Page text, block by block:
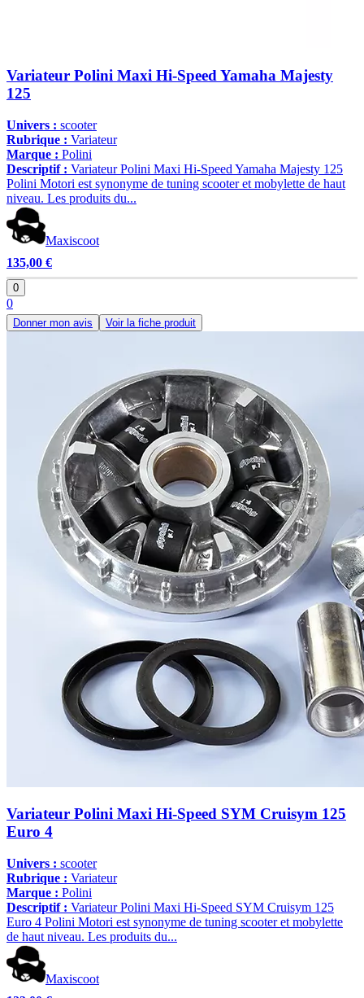
Variateur Polini Maxi Hi-Speed Yamaha Majesty
125
Univers : scooter
Rubrique : Variateur
Marque : Polini
Descriptif : Variateur Polini Maxi Hi-Speed Yamaha Majesty 125
Polini Motori est synonyme de tuning scooter et mobylette de haut
niveau. Les produits du...
Maxiscoot
135,00 €
0
0
Donner mon avis Voir la fiche produit
Variateur Polini Maxi Hi-Speed SYM Cruisym 125
Euro 4
Univers : scooter
Rubrique : Variateur
Marque : Polini
Descriptif : Variateur Polini Maxi Hi-Speed SYM Cruisym 125
Euro 4 Polini Motori est synonyme de tuning scooter et mobylette
de haut niveau. Les produits du...
Maxiscoot